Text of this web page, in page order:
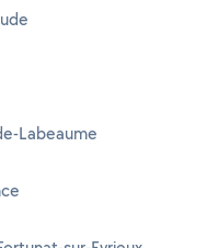
Labeaume